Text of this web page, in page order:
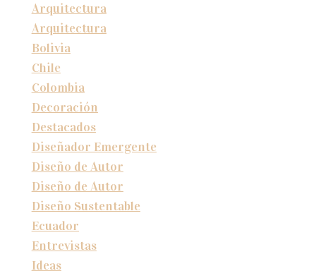
Arquitectura
Arquitectura
Bolivia
Chile
Colombia
Decoración
Destacados
Diseñador Emergente
Diseño de Autor
Diseño de Autor
Diseño Sustentable
Ecuador
Entrevistas
Ideas